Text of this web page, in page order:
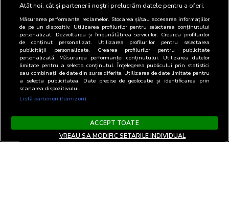
Atât noi, cât și partenerii noștri prelucrăm datele pentru a oferi:
Măsurarea performanței reclamelor. Stocarea și/sau accesarea informațiilor
de pe un dispozitiv. Utilizarea profilurilor pentru selectarea conținutului
personalizat. Dezvoltarea și îmbunătățirea serviciilor. Crearea profilurilor
de conținut personalizat. Utilizarea profilurilor pentru selectarea
publicității personalizate. Crearea profilurilor pentru publicitate
personalizată. Măsurarea performanței conținutului. Utilizarea datelor
limitate pentru a selecta conținutul. Înțelegerea publicului prin statistici
sau combinații de date din surse diferite. Utilizarea de date limitate pentru
a selecta publicitatea. Date precise de geolocație și identificarea prin
scanarea dispozitivului.
Listă parteneri (furnizori)
ACCEPT TOATE
VREAU SA MODIFIC SETARILE INDIVIDUAL